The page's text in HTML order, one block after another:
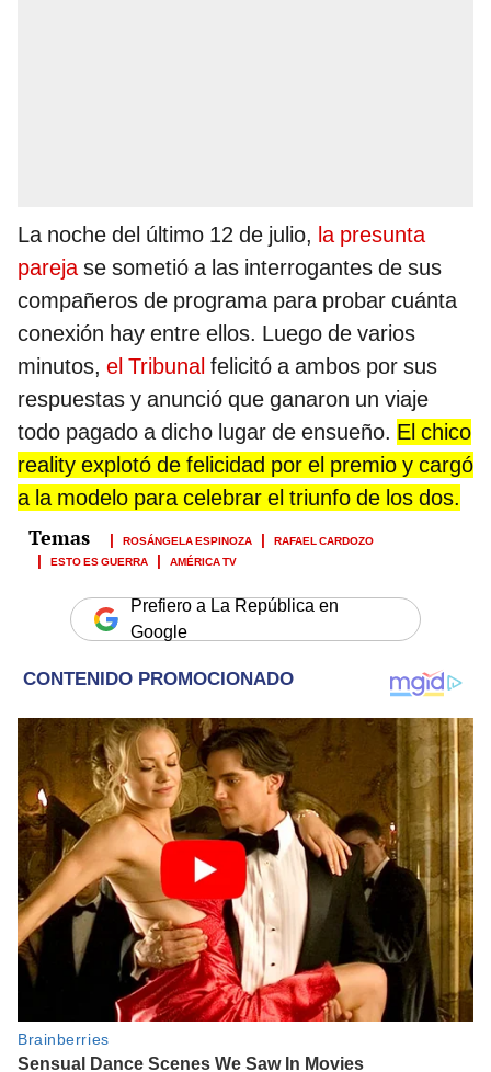
La noche del último 12 de julio, la presunta
parejase sometió a las interrogantes de sus
compañeros de programa para probar cuánta
conexión hay entre ellos. Luego de varios
minutos, el Tribunal felicitó a ambos por sus
respuestas y anunció que ganaron un viaje
todo pagado a dicho lugar de ensueño. El chico
reality explotó de felicidad por el premio y cargó
a la modelo para celebrar el triunfo de los dos.
ROSÁNGELA ESPINOZA
RAFAEL CARDOZO
ESTO ES GUERRA
AMÉRICA TV
Prefiero a La República en
Google